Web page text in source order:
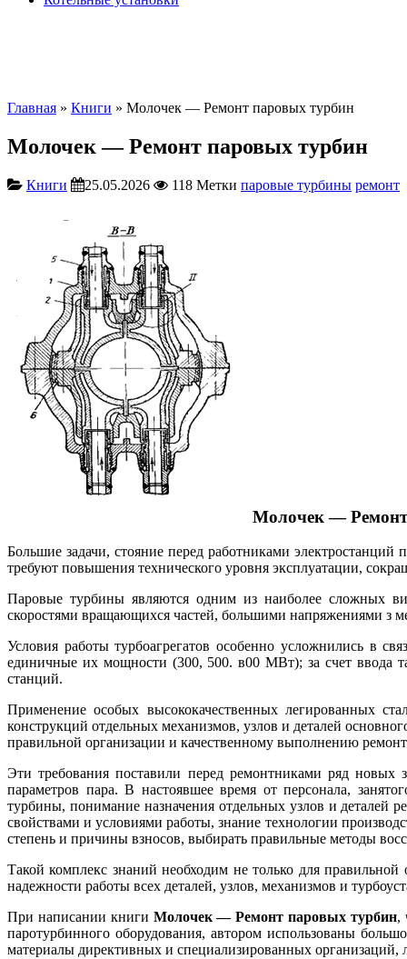
Главная » Книги » Молочек — Ремонт паровых турбин
Молочек — Ремонт паровых турбин
Книги 25.05.2026 118 Метки паровые турбины ремонт
Молочек —
Большие задачи, стояние перед работниками
требуют повышения технического уровня эксплуатации,
Паровые турбины являются одним из наиболее сложных
скоростями вращающихся частей, большими напряжениями з
Условия работы турбоагрегатов особенно усложнились в
единичные их мощности (300, 500. в00 МВт); за счет ввода
станций.
Применение особых высококачественных легированных
конструкций отдельных механизмов, узлов и деталей
правильной организации и качественному выполнению
Эти требования поставили перед ремонтниками ряд новых
параметров пара. В настоявшее время от персонала,
турбины, понимание назначения отдельных узлов и деталей
свойствами и условиями работы, знание технологии
степень и причины взносов, выбирать правильные методы
Такой комплекс знаний необходим не только для
надежности работы всех деталей, узлов, механизмов и
При написании книги Молочек — Ремонт паровых турбин,
паротурбинного оборудования, автором использованы
материалы директивных и специализированных